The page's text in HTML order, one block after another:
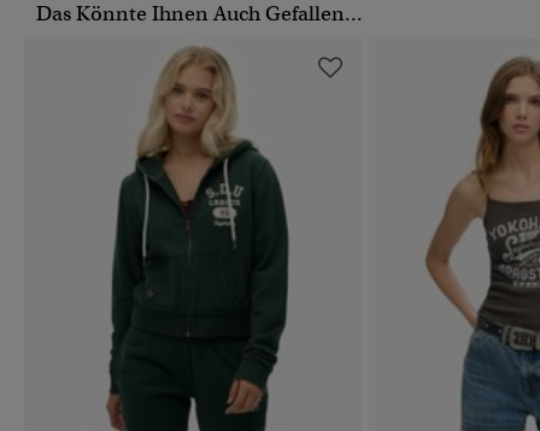
Das Könnte Ihnen Auch Gefallen...